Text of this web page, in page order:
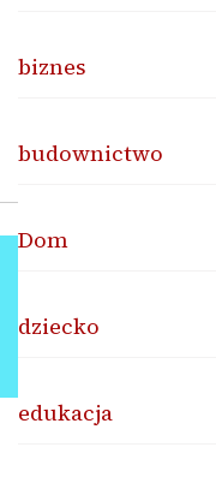
biznes
budownictwo
Dom
dziecko
edukacja